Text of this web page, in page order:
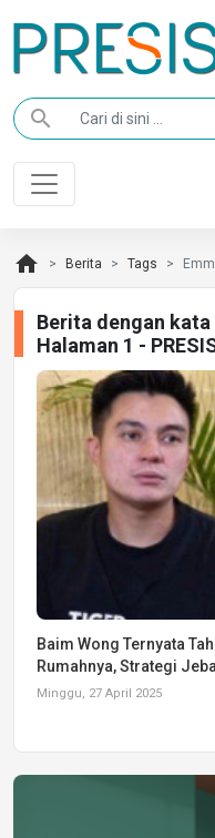
search
home Berita Tags
Berita dengan
Halaman 1 -
Baim Wong Ternyata
Rumahnya, Strategi
Minggu, 27 April 2025